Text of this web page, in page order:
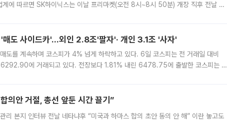
계에 따르면 SK하이닉스는 이날 프리마켓(오전 8시~8시 50분) 개장 직후 전날 정
'매도 사이드카'…외인 2.8조'팔자'· 개인 3.1조 '사자'
를 계속하며 코스피가 4% 넘게 하락하고 있다. 6일 코스피는 전 거래일 대비
에 거래되고 있다. 전장보다 1.81% 내린 6478.75에 출발한 코스피는 장
의안 거절, 총선 앞둔 시간 끌기”
리 본지 인터뷰 전날 네타냐후 “미국과 하마스 합의 초안 동의 안 해” 이란 놓고도